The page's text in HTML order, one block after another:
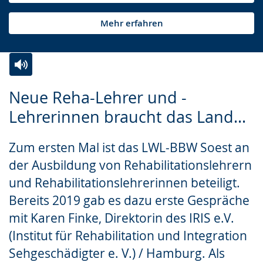
Mehr erfahren
Neue Reha-Lehrer und -
Lehrerinnen braucht das Land…
Zum ersten Mal ist das LWL-BBW Soest an
der Ausbildung von Rehabilitationslehrern
und Rehabilitationslehrerinnen beteiligt.
Bereits 2019 gab es dazu erste Gespräche
mit Karen Finke, Direktorin des IRIS e.V.
(Institut für Rehabilitation und Integration
Sehgeschädigter e. V.) / Hamburg. Als
Leichten
Sprache
Audio-
Unterstützung.
Video
in
Gebärdensprache
wird
angezeigt.